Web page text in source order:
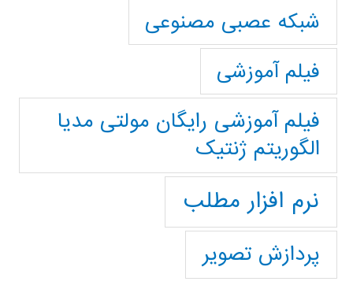
شبکه عصبی مصنوعی
فیلم آموزشی
فیلم آموزشی رایگان مولتی مدیا
الگوریتم ژنتیک
نرم افزار مطلب
پردازش تصویر